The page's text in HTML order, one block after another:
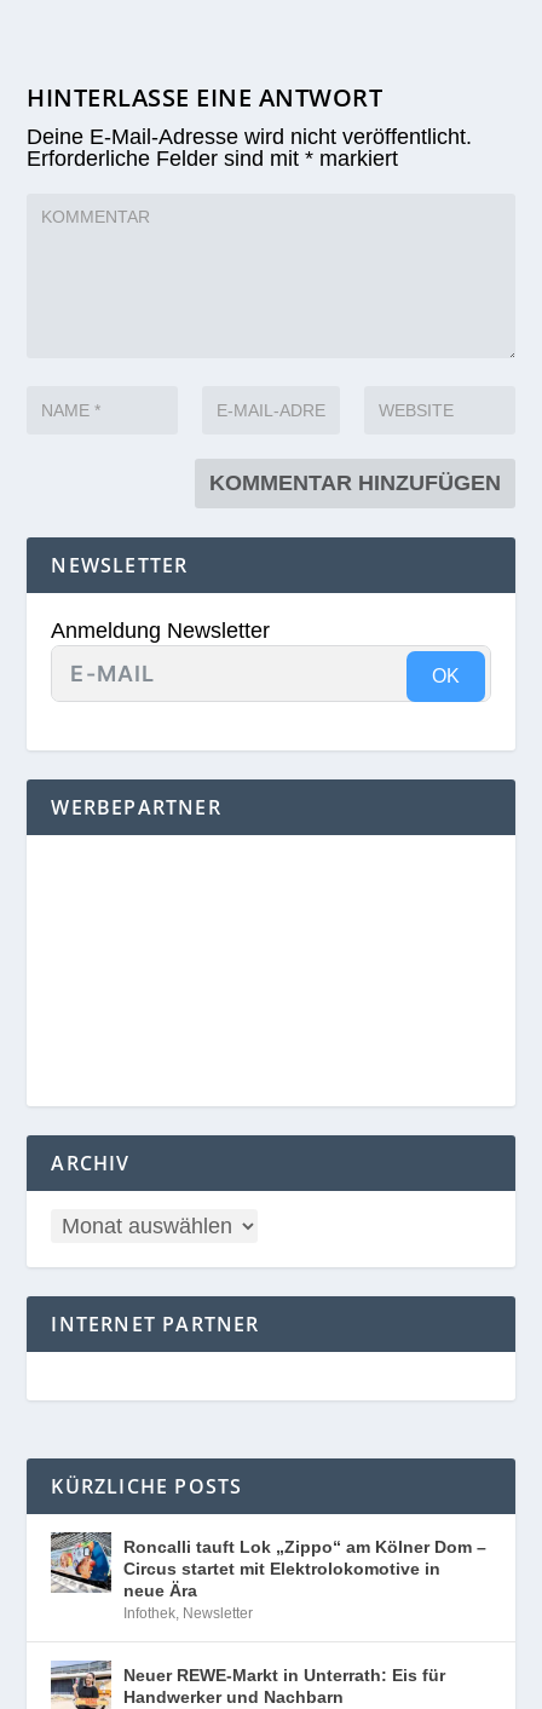
HINTERLASSE EINE ANTWORT
Deine E-Mail-Adresse wird nicht veröffentlicht.
Erforderliche Felder sind mit* markiert
NEWSLETTER
Anmeldung Newsletter
OK
WERBEPARTNER
ARCHIV
INTERNET PARTNER
KÜRZLICHE POSTS
Roncalli tauft Lok „Zippo“ am Kölner Dom –
Circus startet mit Elektrolokomotive in
neue Ära
Infothek, Newsletter
Neuer REWE-Markt in Unterrath: Eis für
Handwerker und Nachbarn